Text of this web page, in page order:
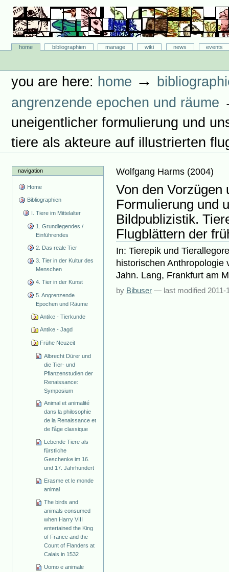
content.
navigation
Bibliographie-Portal
Sectionshome bibliographien manage wiki news
events
you are here: home →
angrenzende epochen und räume
uneigentlicher formulierung und
tiere als akteure auf illustrierten
navigation
Home
Bibliographien
I. Tiere im Mittelalter
1. Grundlegendes /
Einführendes
2. Das reale Tier
3. Tier in der Kultur des
Menschen
4. Tier in der Kunst
5. Angrenzende
Epochen und Räume
Antike - Tierkunde
Antike - Jagd
Frühe Neuzeit
Albrecht Dürer und
die Tier- und
Pflanzenstudien der
Renaissance:
Symposium
Animal et animalité
dans la philosophie
de la Renaissance et
de l'âge classique
Lebende Tiere als
fürstliche
Geschenke im 16.
und 17. Jahrhundert
Erasme et le monde
animal
The birds and
animals consumed
when Harry VIII
entertained the King
of France and the
Count of Flanders at
Calais in 1532
Uomo e animale
Wolfgang Harms (2004)
Von den Vorzügen
Formulierung und
Bildpublizistik.
Flugblättern der
In: Tierepik und
historischen Anthropologie
Jahn. Lang, Frankfurt am
by Bibuser — last modified 2011-